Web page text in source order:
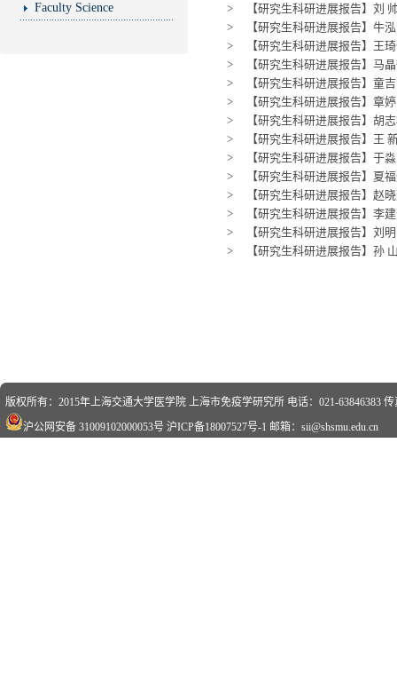
Faculty Science
>
【研究生科研进展报告】刘
>
【研究生科研进展报告】牛
>
【研究生科研进展报告】王
>
【研究生科研进展报告】马
>
【研究生科研进展报告】童
>
【研究生科研进展报告】章
>
【研究生科研进展报告】胡
>
【研究生科研进展报告】王
>
【研究生科研进展报告】于
>
【研究生科研进展报告】夏
>
【研究生科研进展报告】赵
>
【研究生科研进展报告】李
>
【研究生科研进展报告】刘
>
【研究生科研进展报告】孙
版权所有：2015年上海交通大学医学院 上海市免疫学研究所 电话：021-63846383 传
沪公网安备 31009102000053号 沪ICP备18007527号-1 邮箱：sii@shsmu.edu.cn